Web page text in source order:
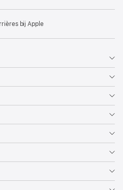
bij Apple